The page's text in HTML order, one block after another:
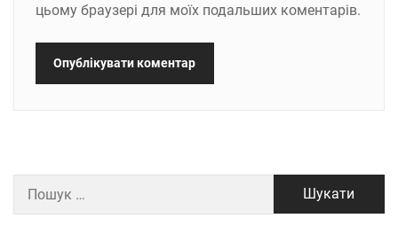
цьому браузері для моїх подальших коментарів.